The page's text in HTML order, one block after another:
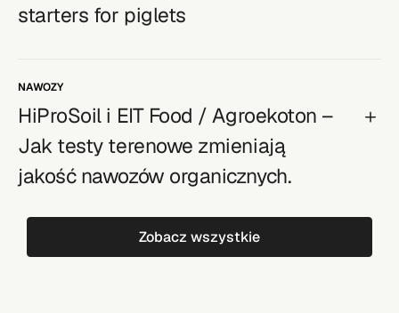
Zobacz wszystkie
starters for piglets
NAWOZY
HiProSoil i EIT Food / Agroekoton –
Jak testy terenowe zmieniają
jakość nawozów organicznych.